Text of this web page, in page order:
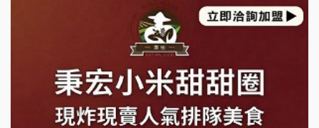
莫尼早餐Morni加盟說明會
手作功夫茶加盟說明會
SHARE TEA歇腳亭加盟說明會